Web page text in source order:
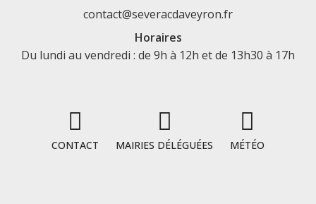
contact@severacdaveyron.fr
Horaires
Du lundi au vendredi : de 9h à 12h et de 13h30 à 17h
CONTACT MAIRIES DÉLÉGUÉES MÉTÉO